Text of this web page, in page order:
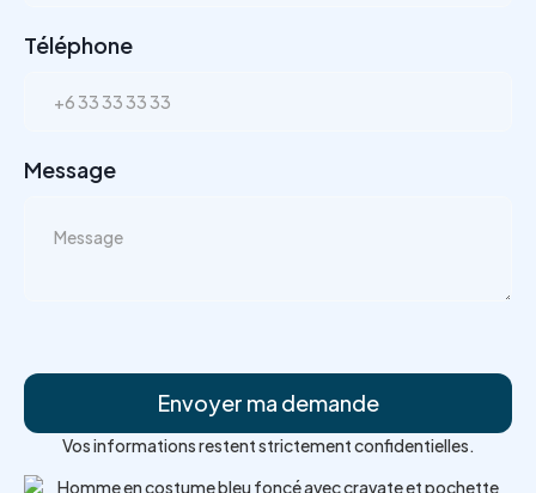
Téléphone
Message
Vos informations restent strictement confidentielles.